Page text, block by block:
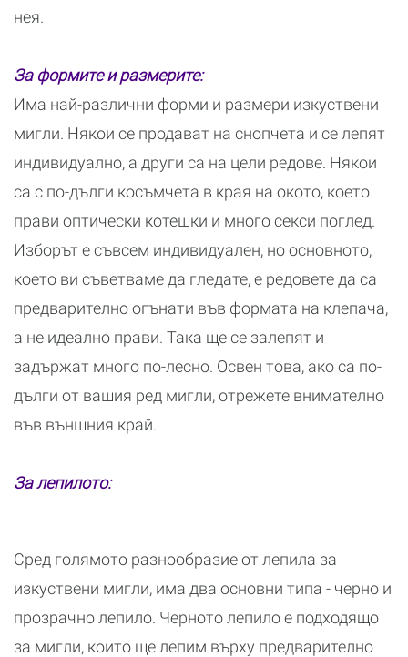
нея.
За формите и размерите:
Има най-различни форми и размери изкуствени
мигли. Някои се продават на снопчета и се лепят
индивидуално, а други са на цели редове. Някои
са с по-дълги косъмчета в края на окото, което
прави оптически котешки и много секси поглед.
Изборът е съвсем индивидуален, но основното,
което ви съветваме да гледате, е редовете да са
предварително огънати във формата на клепача,
а не идеално прави. Така ще се залепят и
задържат много по-лесно. Освен това, ако са по-
дълги от вашия ред мигли, отрежете внимателно
във външния край.
За лепилото:
Сред голямото разнообразие от лепила за
изкуствени мигли, има два основни типа - черно и
прозрачно лепило. Черното лепило е подходящо
за мигли, които ще лепим върху предварително